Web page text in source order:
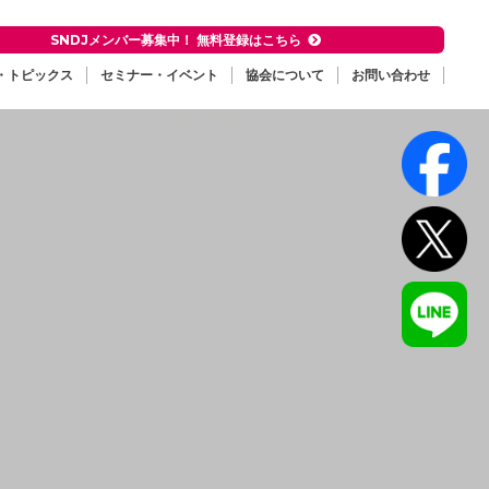
SNDJメンバー募集中！ 無料登録はこちら
トピックス セミナー・イベント 協会について お問い合わせ